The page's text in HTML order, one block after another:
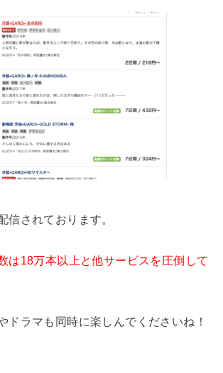
信されております。
は18万本以上と他サービスを圧倒して
ドラマも同時に楽しんでくださいね！